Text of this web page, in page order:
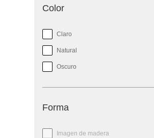
Color
Claro
Natural
Oscuro
Forma
Imagen de madera